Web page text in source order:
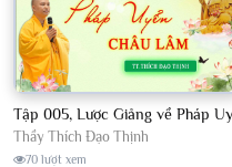
Thầy Thích Đạo Thịnh
70 lượt xem